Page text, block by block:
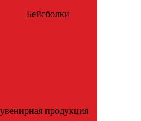
Бейсболки
продукция